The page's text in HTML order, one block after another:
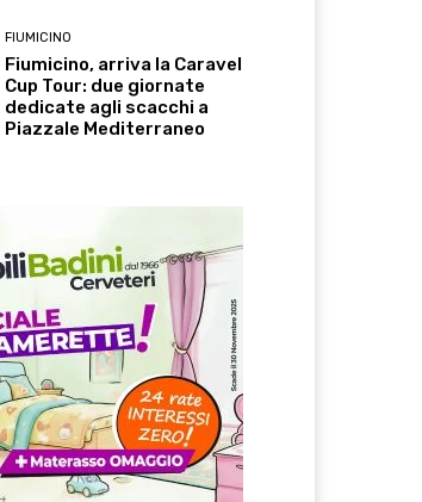
FIUMICINO
Fiumicino, arriva la Caravel
Cup Tour: due giornate
dedicate agli scacchi a
Piazzale Mediterraneo